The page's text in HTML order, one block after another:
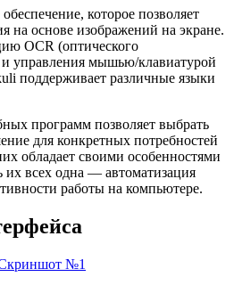
которое позволяет
на основе изображений на экране.
OCR (оптического
и управления мышью/клавиатурой
поддерживает различные языки
программ позволяет выбрать
для конкретных потребностей
обладает своими особенностями
всех одна — автоматизация
работы на компьютере.